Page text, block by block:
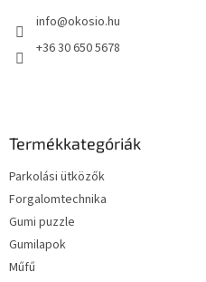
info@okosio.hu
+36 30 650 5678
Termékkategóriák
Parkolási ütközők
Forgalomtechnika
Gumi puzzle
Gumilapok
Műfű